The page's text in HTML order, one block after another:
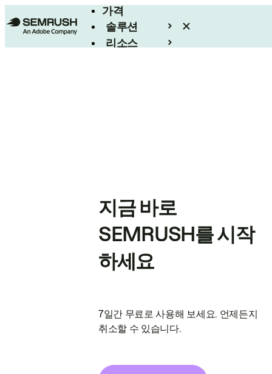
가격
솔루션
리소스
지금 바로
SEMRUSH를 시작
하세요
7일간 무료로 사용해 보세요. 언제든지
취소할 수 있습니다.